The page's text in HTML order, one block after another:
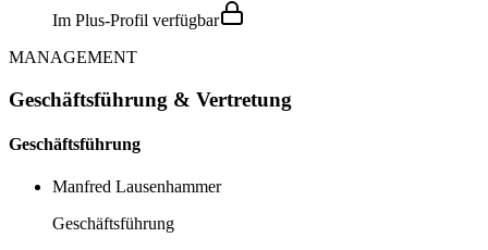
Im Plus-Profil verfügbar
MANAGEMENT
Geschäftsführung & Vertretung
Geschäftsführung
Manfred Lausenhammer
Geschäftsführung